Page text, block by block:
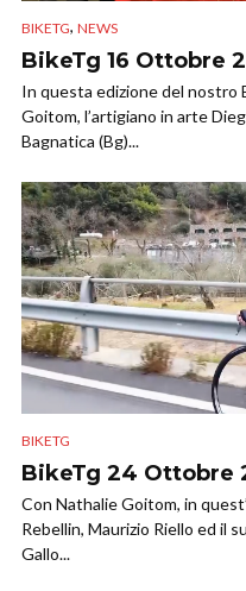
BIKETG, NEWS
BikeTg 16 Ottobre
In questa edizione del
Goitom, l’artigiano in arte
Bagnatica (Bg)...
BIKETG
BikeTg 24 Ottobre
Con Nathalie Goitom, in
Rebellin, Maurizio Riello ed il
Gallo...